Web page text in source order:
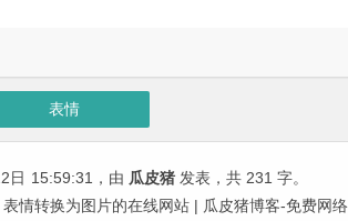
表情
日 15:59:31 ，由 瓜皮猪 发表，共 231 字。
情转换为图片的在线网站 | 瓜皮猪博客-免费网